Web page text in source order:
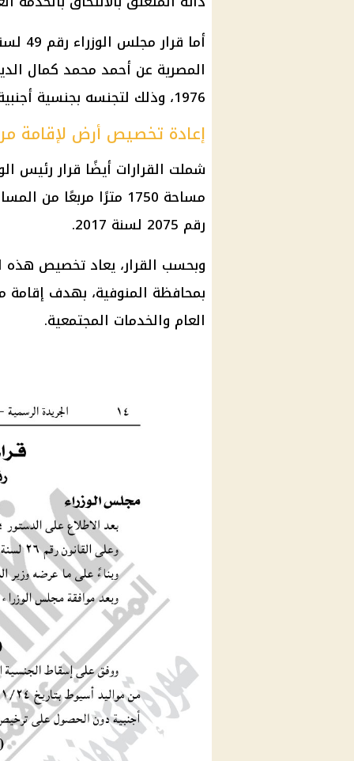
أما قرارمجلس الوزراء
1976، وذلك لتجنسه بجنسية أجنبية دون الحصول على إذن سابق.
إعادة تخصيص أرض لإقامة
مساحة 1750 مترًا مربعًا من المساحة السابق تخصيصها بقرار رئيس
رقم 2075 لسنة 2017.
وبحسب القرار، يعاد تخصيص هذه
بمحافظة المنوفية، بهدف إقامة
العام والخدمات المجتمعية.